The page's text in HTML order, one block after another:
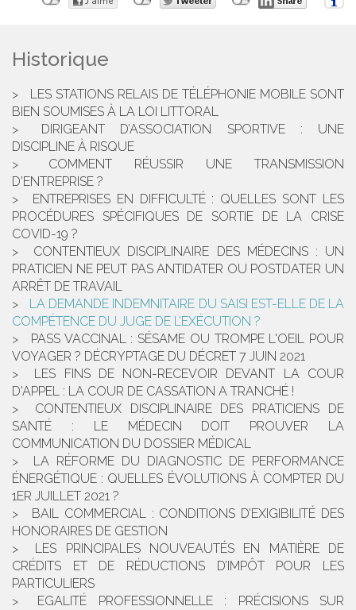
Historique
LES STATIONS RELAIS DE TÉLÉPHONIE MOBILE SONT
BIEN SOUMISES À LA LOI LITTORAL
DIRIGEANT D’ASSOCIATION SPORTIVE : UNE
DISCIPLINE À RISQUE
COMMENT RÉUSSIR UNE TRANSMISSION
D'ENTREPRISE ?
ENTREPRISES EN DIFFICULTÉ : QUELLES SONT LES
PROCÉDURES SPÉCIFIQUES DE SORTIE DE LA CRISE
COVID-19 ?
CONTENTIEUX DISCIPLINAIRE DES MÉDECINS : UN
PRATICIEN NE PEUT PAS ANTIDATER OU POSTDATER UN
ARRÊT DE TRAVAIL
LA DEMANDE INDEMNITAIRE DU SAISI EST-ELLE DE LA
COMPÉTENCE DU JUGE DE L’EXÉCUTION ?
PASS VACCINAL : SÉSAME OU TROMPE L'OEIL POUR
VOYAGER ? DÉCRYPTAGE DU DÉCRET 7 JUIN 2021
LES FINS DE NON-RECEVOIR DEVANT LA COUR
D'APPEL : LA COUR DE CASSATION A TRANCHÉ !
CONTENTIEUX DISCIPLINAIRE DES PRATICIENS DE
SANTÉ : LE MÉDECIN DOIT PROUVER LA
COMMUNICATION DU DOSSIER MÉDICAL
LA RÉFORME DU DIAGNOSTIC DE PERFORMANCE
ÉNERGÉTIQUE : QUELLES ÉVOLUTIONS À COMPTER DU
1ER JUILLET 2021 ?
BAIL COMMERCIAL : CONDITIONS D’EXIGIBILITÉ DES
HONORAIRES DE GESTION
LES PRINCIPALES NOUVEAUTÉS EN MATIÈRE DE
CRÉDITS ET DE RÉDUCTIONS D’IMPÔT POUR LES
PARTICULIERS
EGALITÉ PROFESSIONNELLE : PRÉCISIONS SUR